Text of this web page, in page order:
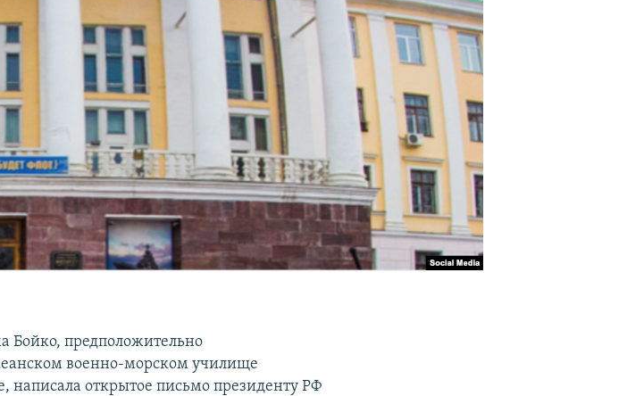
Бойко, предположительно
военно-морском училище
написала открытое письмо президенту РФ